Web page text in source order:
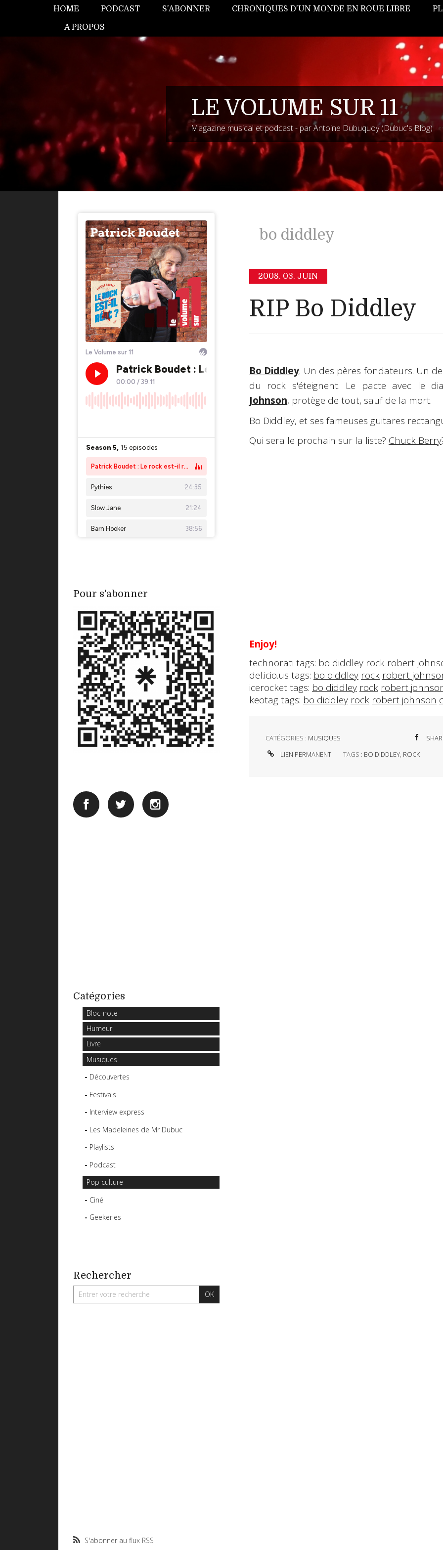
HOME PODCAST S'ABONNER CHRONIQUES D'UN MONDE EN ROUE LIBRE
A PROPOS
LE VOLUME SUR 11
Magazine musical et podcast - par Antoine Dubuquoy (Dubuc's Blog)
Pour s'abonner
Catégories
Bloc-note
Humeur
Livre
Musiques
Découvertes
Festivals
Interview express
Les Madeleines de Mr Dubuc
Playlists
Podcast
Pop culture
Ciné
Geekeries
Rechercher
S'abonner au flux RSS
bo diddley
2008. 03. JUIN
RIP Bo Diddley
Bo Diddley. Un des pères fondateurs. Un
du rock s'éteignent. Le pacte avec le
Johnson, protège de tout, sauf de la mort.
Bo Diddley, et ses fameuses guitares
Qui sera le prochain sur la liste? Chuck Berry
Enjoy!
technorati tags: bo diddley rock robert
del.icio.us tags: bo diddley rock robert
icerocket tags: bo diddley rock robert
keotag tags: bo diddley rock robert johnson
CATÉGORIES : MUSIQUES
LIEN PERMANENT
TAGS : BO DIDDLEY, ROCK